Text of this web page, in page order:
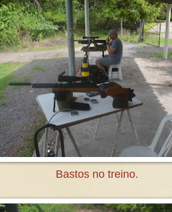
Bastos no treino.